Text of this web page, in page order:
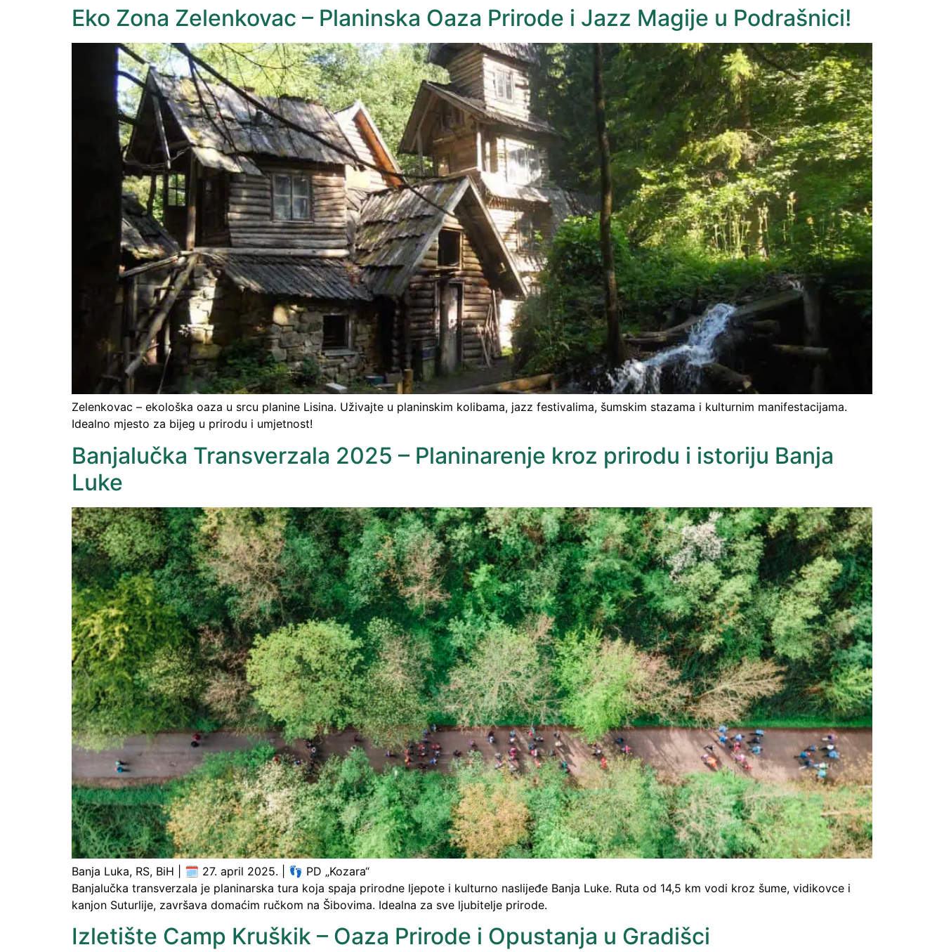
Eko Zona Zelenkovac – Planinska Oaza Prirode i Jazz Magije u Podrašnici!
Zelenkovac – ekološka oaza u srcu planine Lisina. Uživajte u planinskim kolibama, jazz festivalima, šumskim stazama i kulturnim manifestacijama.
Idealno mjesto za bijeg u prirodu i umjetnost!
Banjalučka Transverzala 2025 – Planinarenje kroz prirodu i istoriju Banja
Luke
Banja Luka, RS, BiH | 🗓️ 27. april 2025. | 👣 PD „Kozara“
Banjalučka transverzala je planinarska tura koja spaja prirodne ljepote i kulturno naslijeđe Banja Luke. Ruta od 14,5 km vodi kroz šume, vidikovce i
kanjon Suturlije, završava domaćim ručkom na Šibovima. Idealna za sve ljubitelje prirode.
Izletište Camp Kruškik – Oaza Prirode i Opustanja u Gradišci